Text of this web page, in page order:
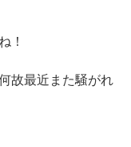
！
故最近また騒がれ